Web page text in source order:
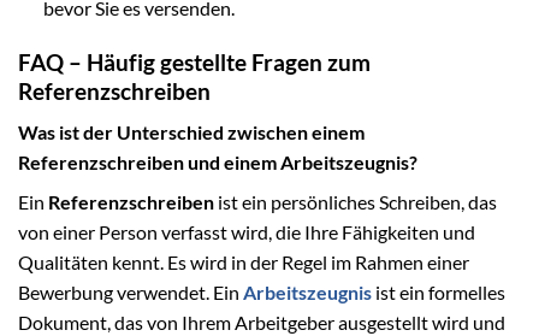
bevor Sie es versenden.
FAQ – Häufig gestellte Fragen zum
Referenzschreiben
Was ist der Unterschied zwischen einem
Referenzschreiben und einem Arbeitszeugnis?
Ein Referenzschreiben ist ein persönliches Schreiben, das
von einer Person verfasst wird, die Ihre Fähigkeiten und
Qualitäten kennt. Es wird in der Regel im Rahmen einer
Bewerbung verwendet. Ein Arbeitszeugnis ist ein formelles
Dokument, das von Ihrem Arbeitgeber ausgestellt wird und